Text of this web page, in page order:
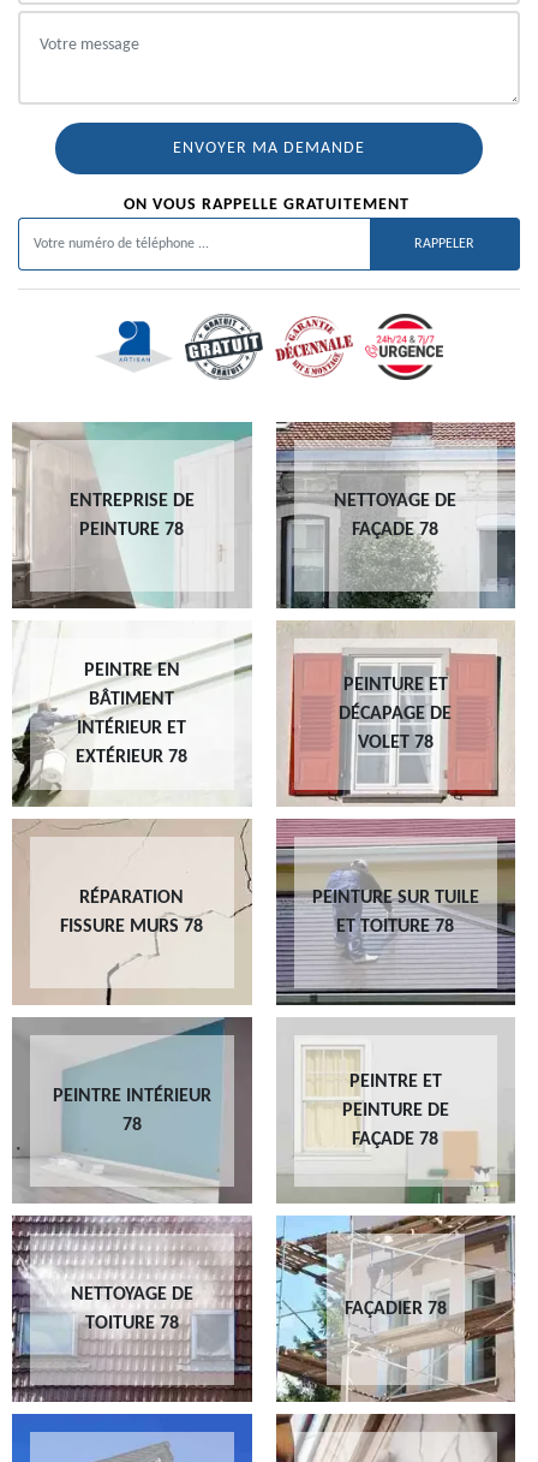
ON VOUS RAPPELLE GRATUITEMENT
ENTREPRISE DE
PEINTURE 78
NETTOYAGE DE
FAÇADE 78
PEINTRE EN
BÂTIMENT
INTÉRIEUR ET
EXTÉRIEUR 78
PEINTURE ET
DÉCAPAGE DE
VOLET 78
RÉPARATION
FISSURE MURS 78
PEINTURE SUR TUILE
ET TOITURE 78
PEINTRE INTÉRIEUR
78
PEINTRE ET
PEINTURE DE
FAÇADE 78
NETTOYAGE DE
TOITURE 78
FAÇADIER 78